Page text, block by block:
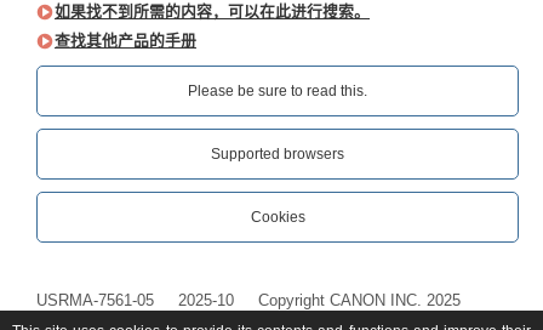
如果找不到所需的内容，可以在此进行搜索。
查找其他产品的手册
Please be sure to read this.‎
Supported browsers
Cookies
USRMA-7561-05 2025-10 Copyright CANON INC. 2025